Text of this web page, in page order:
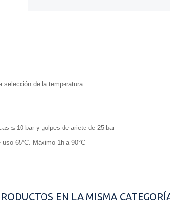
selección de la temperatura
≤ 10 bar y golpes de ariete de 25 bar
65°C. Máximo 1h a 90°C
EN LA MISMA